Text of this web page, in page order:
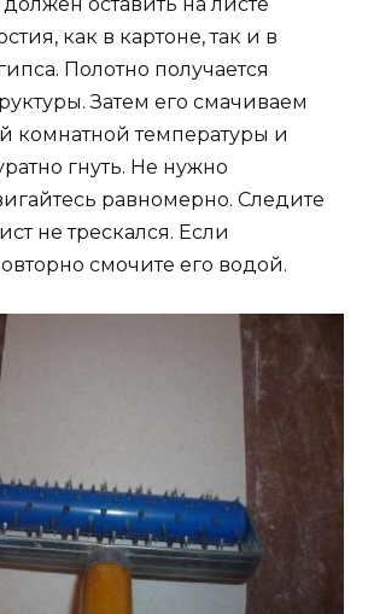
как в картоне, так и в
Полотно получается
Затем его смачиваем
комнатной температуры и
гнуть. Не нужно
равномерно. Следите
не трескался. Если
смочите его водой.